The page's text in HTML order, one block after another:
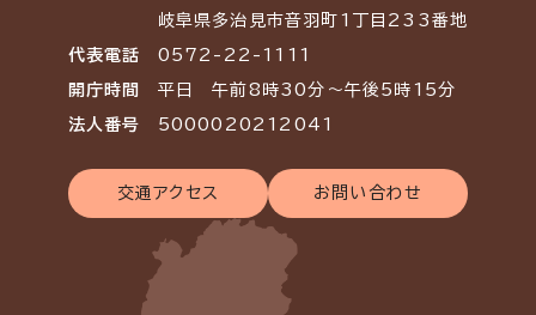
岐阜県多治見市音羽町1丁目233番地
代表電話 0572-22-1111
開庁時間 平日 午前8時30分～午後5時15分
法人番号 5000020212041
交通アクセス お問い合わせ